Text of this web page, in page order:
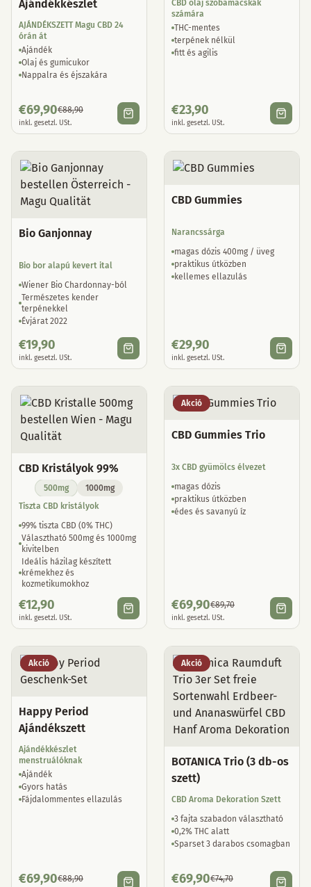
Ajándékkészlet
AJÁNDÉKSZETT Magu CBD 24
órán át
Ajándék
Olaj és gumicukor
Nappalra és éjszakára
€69,90€88,90
inkl. gesetzl. USt.
CBD olaj szobamacskák
számára
THC-mentes
terpének nélkül
fitt és agilis
€23,90
inkl. gesetzl. USt.
Bio Ganjonnay
Bio bor alapú kevert ital
Wiener Bio Chardonnay-ból
Természetes kender
terpénekkel
Évjárat 2022
€19,90
inkl. gesetzl. USt.
CBD Gummies
Narancssárga
magas dózis 400mg / üveg
praktikus útközben
kellemes ellazulás
€29,90
inkl. gesetzl. USt.
CBD Kristályok 99%
500mg
1000mg
Tiszta CBD kristályok
99% tiszta CBD (0% THC)
Választható 500mg és 1000mg
kivitelben
Ideális házilag készített
krémekhez és
kozmetikumokhoz
€12,90
inkl. gesetzl. USt.
Akció
CBD Gummies Trio
3x CBD gyümölcs élvezet
magas dózis
praktikus útközben
édes és savanyú íz
€69,90€89,70
inkl. gesetzl. USt.
Akció
Happy Period
Ajándékszett
Ajándékkészlet
menstruálóknak
Ajándék
Gyors hatás
Fájdalommentes ellazulás
€69,90€88,90
Akció
BOTANICA Trio (3 db-os
szett)
CBD Aroma Dekoration Szett
3 fajta szabadon választható
0,2% THC alatt
Sparset 3 darabos csomagban
€69,90€74,70